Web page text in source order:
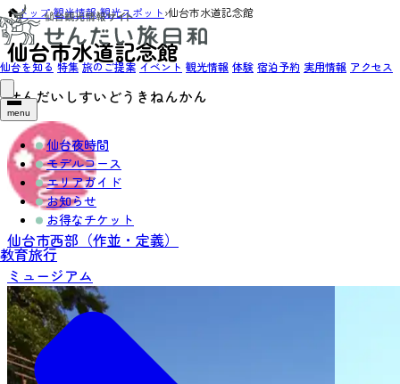
仙台を知る 特集 旅のご提案 イベント 観光情報 体験 宿泊予約 実用情報 アクセス
menu
仙台夜時間
モデルコース
エリアガイド
お知らせ
お得なチケット
教育旅行
トップ›観光情報›観光スポット›仙台市水道記念館
仙台市水道記念館
せんだいしすいどうきねんかん
仙台市西部（作並・定義）
ミュージアム